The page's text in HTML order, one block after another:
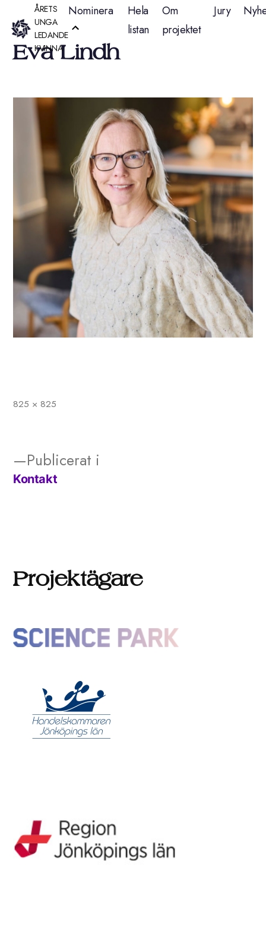
Hoppa
till
innehåll
ÅRETS
UNGA
LEDANDE
KVINNA
Nominera
Hela
listan
Om
projektet
Jury
Eva Lindh
Full
825 × 825
Inläggsnavigering
Publicerat i
Kontakt
Projektägare